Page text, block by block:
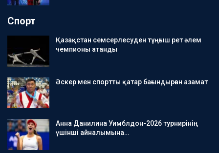
Спорт
Қазақстан семсерлесуден тұңғыш рет әлем
чемпионы атанды
Әскер мен спортты қатар бағындырған азамат
Анна Данилина Уимблдон-2026 турнирінің
үшінші айналымына…